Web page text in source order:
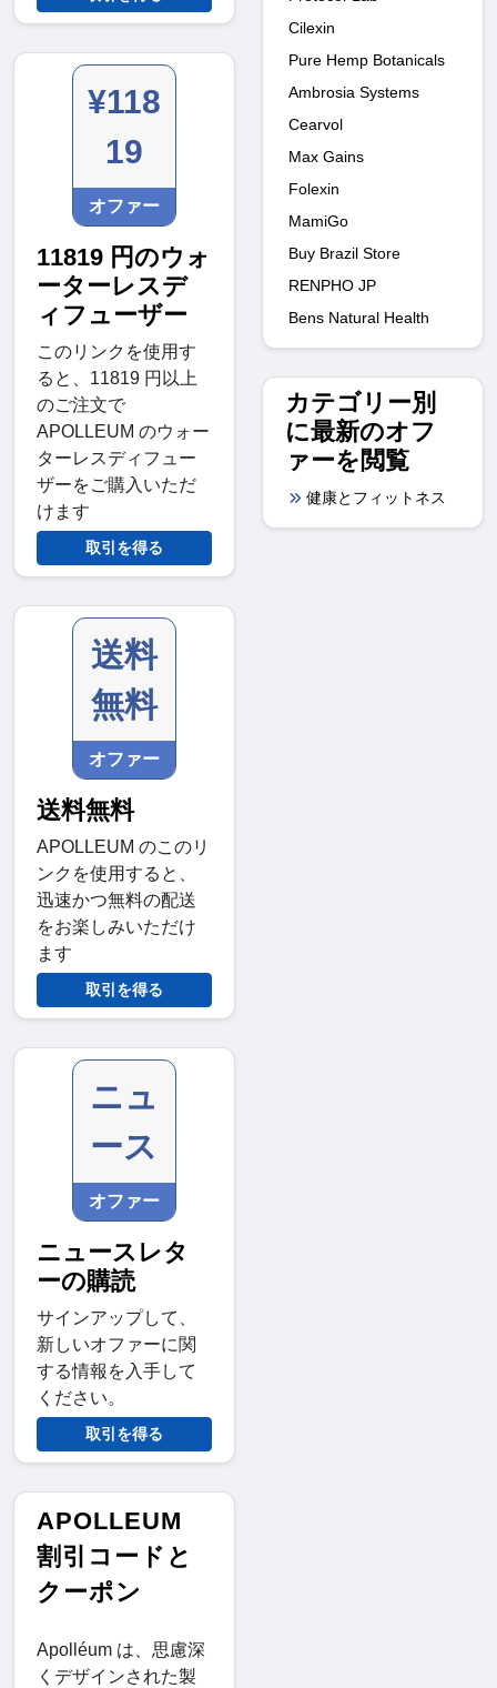
¥118
19
オファー
11819 円のウォ
ーターレスデ
ィフューザー
このリンクを使用す
ると、11819 円以上
のご注文で
APOLLEUM のウォー
ターレスディフュー
ザーをご購入いただ
けます
取引を得る
送料
無料
オファー
送料無料
APOLLEUM のこのリ
ンクを使用すると、
迅速かつ無料の配送
をお楽しみいただけ
ます
取引を得る
ニュ
ース
オファー
ニュースレタ
ーの購読
サインアップして、
新しいオファーに関
する情報を入手して
ください。
取引を得る
APOLLEUM
割引コードと
クーポン
Apolléum は、思慮深
くデザインされた製
Cilexin
Pure Hemp Botanicals
Ambrosia Systems
Cearvol
Max Gains
Folexin
MamiGo
Buy Brazil Store
RENPHO JP
Bens Natural Health
カテゴリー別
に最新のオフ
ァーを閲覧
健康とフィットネス